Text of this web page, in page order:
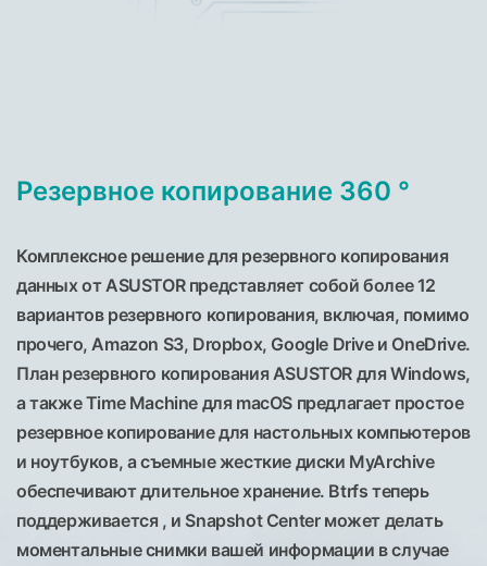
Резервное копирование 360 °
Комплексное решение для резервного копирования
данных от ASUSTOR представляет собой более 12
вариантов резервного копирования, включая, помимо
прочего, Amazon S3, Dropbox, Google Drive и OneDrive.
План резервного копирования ASUSTOR для Windows,
а также Time Machine для macOS предлагает простое
резервное копирование для настольных компьютеров
и ноутбуков, а съемные жесткие диски MyArchive
обеспечивают длительное хранение. Btrfs теперь
поддерживается , и Snapshot Center может делать
моментальные снимки вашей информации в случае